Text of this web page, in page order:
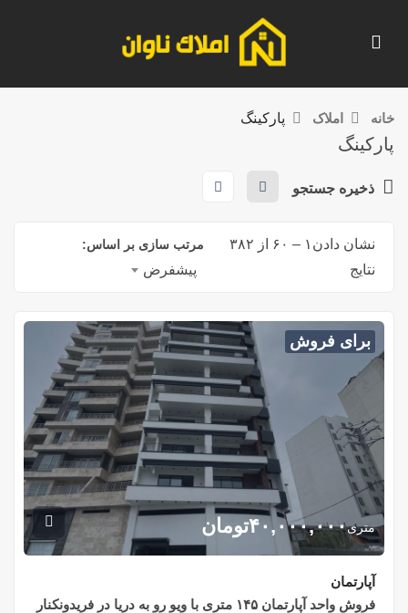
خانه املاک پارکینگ
پارکینگ
ذخیره جستجو
نشان دادن ۱ – ۶۰
از ۳۸۲
نتایج
مرتب سازی بر اساس:
پیشفرض
برای فروش
متری۴۰,۰۰۰,۰۰۰تومان
آپارتمان
فروش واحد آپارتمان ۱۴۵ متری با ویو رو به دریا در فریدونکنار